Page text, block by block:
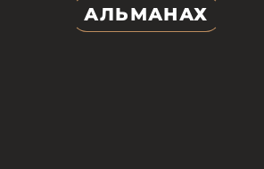
АЛЬМАНАХ